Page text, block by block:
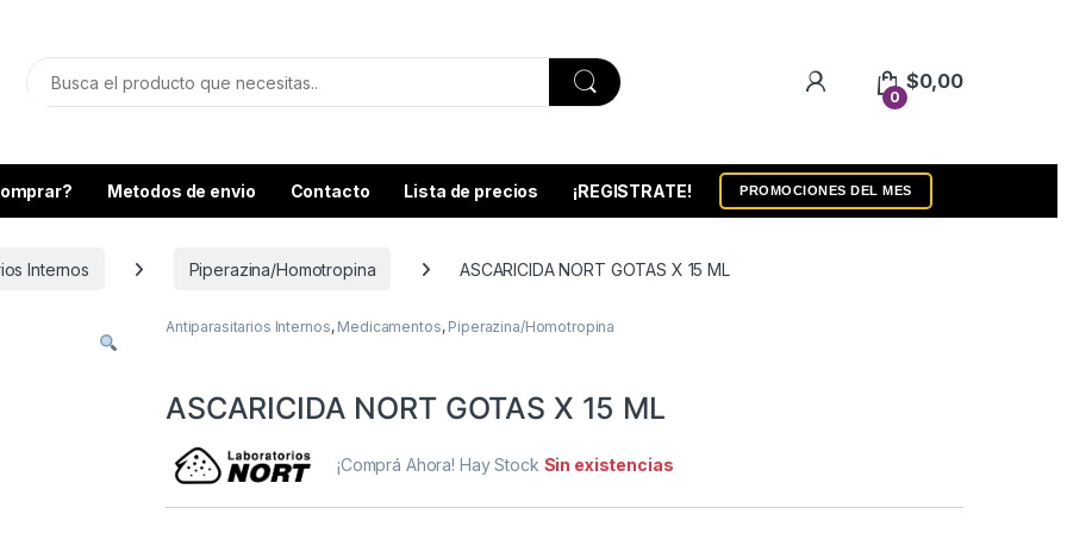
0
$0,00
Metodos de envio Contacto Lista de precios ¡REGISTRATE! PROMOCIONES DEL MES
Internos Piperazina/Homotropina ASCARICIDA NORT GOTAS X 15 ML
Antiparasitarios Internos, Medicamentos, Piperazina/Homotropina
ASCARICIDA NORT GOTAS X 15 ML
¡Comprá Ahora! Hay Stock Sin existencias